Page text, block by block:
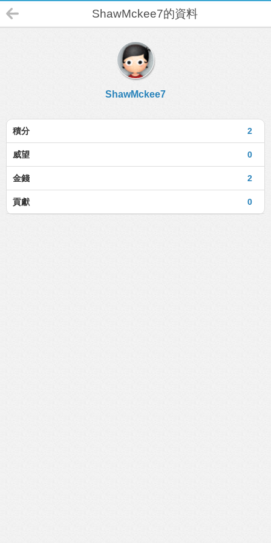
ShawMckee7的資料
ShawMckee7
2
積分
0
威望
2
金錢
0
貢獻